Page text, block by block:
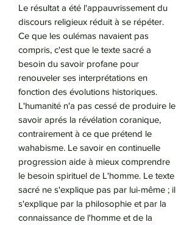
Le résultat a été l'appauvrissement du
discours religieux réduit à se répéter.
Ce que les oulémas navaient pas
compris, c'est que le texte sacré a
besoin du savoir profane pour
renouveler ses interprétations en
fonction des évolutions historiques.
L'humanité n'a pas cessé de produire le
savoir aprés la révélation coranique,
contrairement à ce que prétend le
wahabisme. Le savoir en continuelle
progression aide à mieux comprendre
le besoin spirituel de L'homme. Le texte
sacré ne s'explique pas par lui-même ; il
s'explique par la philosophie et par la
connaissance de l'homme et de la